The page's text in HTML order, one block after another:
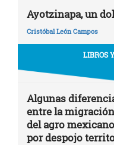
Ayotzinapa, un
Cristóbal León Campos
LIBROS
Algunas
entre la
del agro
por despojo